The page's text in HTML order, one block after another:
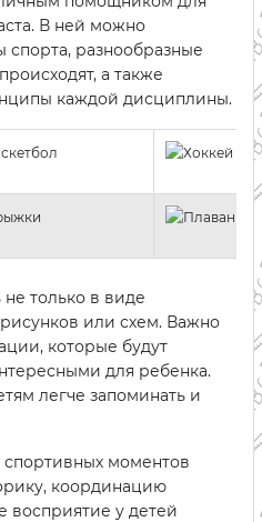
В ней можно
спорта, разнообразные
а также
каждой дисциплины.
только в виде
или схем. Важно
которые будут
для ребенка.
легче запоминать и
моментов
координацию
восприятие у детей